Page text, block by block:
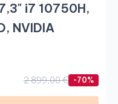
i7 10750H,
NVIDIA
2 899,00 € -70%